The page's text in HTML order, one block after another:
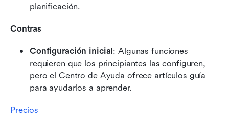
planificación.
Contras
Configuración inicial : Algunas funciones
requieren que los principiantes las configuren,
pero el Centro de Ayuda ofrece artículos guía
para ayudarlos a aprender.
Precios